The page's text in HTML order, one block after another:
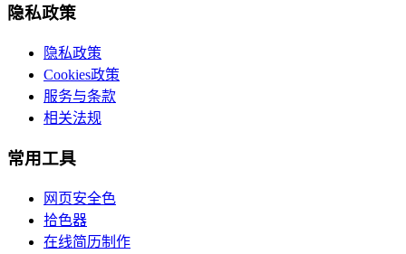
隐私政策
隐私政策
Cookies政策
服务与条款
相关法规
常用工具
网页安全色
拾色器
在线简历制作